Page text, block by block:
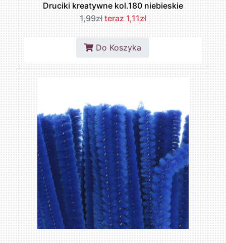
Druciki kreatywne kol.180 niebieskie
1,99zł teraz 1,11zł
Do Koszyka